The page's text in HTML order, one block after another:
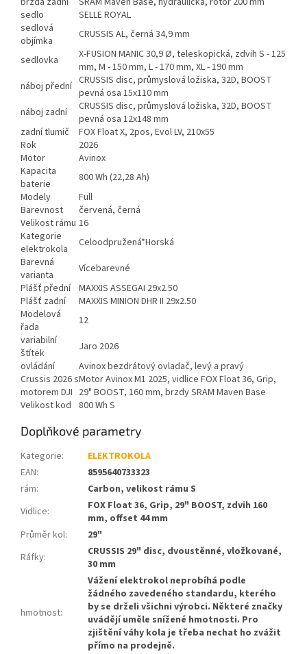
sedlo
SELLE ROYAL
sedlová
objímka
CRUSSIS AL, černá 34,9 mm
sedlovka
X-FUSION MANIC 30,9 Ø, teleskopická, zdvih S - 125
mm, M - 150 mm, L - 170 mm, XL - 190 mm
náboj přední CRUSSIS disc, průmyslová ložiska, 32D, BOOST
pevná osa 15x110 mm
náboj zadní
CRUSSIS disc, průmyslová ložiska, 32D, BOOST
pevná osa 12x148 mm
zadní tlumič
FOX Float X, 2pos, Evol LV, 210x55
Rok
2026
Motor
Avinox
Kapacita
baterie
800 Wh (22,28 Ah)
Modely
Full
Barevnost
červená, černá
Velikost rámu 16
Kategorie
elektrokola
Celoodpružená*Horská
Barevná
varianta
Vícebarevné
Plášť přední MAXXIS ASSEGAI 29x2.50
Plášť zadní
MAXXIS MINION DHR II 29x2.50
Modelová
řada
12
variabilní
štítek
Jaro 2026
ovládání
Avinox bezdrátový ovladač, levý a pravý
Crussis 2026 s
motorem DJI
Motor Avinox M1 2025, vidlice FOX Float 36, Grip,
29" BOOST, 160 mm, brzdy SRAM Maven Base
Velikost kod 800 Wh S
Doplňkové parametry
Kategorie:
ELEKTROKOLA
EAN:
8595640733323
rám:
Carbon, velikost rámu S
Vidlice:
FOX Float 36, Grip, 29" BOOST, zdvih 160
mm, offset 44 mm
Průměr kol:
29"
Ráfky:
CRUSSIS 29" disc, dvoustěnné, vložkované,
30 mm
hmotnost:
Vážení elektrokol neprobíhá podle
žádného zavedeného standardu, kterého
by se drželi všichni výrobci. Některé značky
uvádějí uměle snížené hmotnosti. Pro
zjištění váhy kola je třeba nechat ho zvážit
přímo na prodejně.